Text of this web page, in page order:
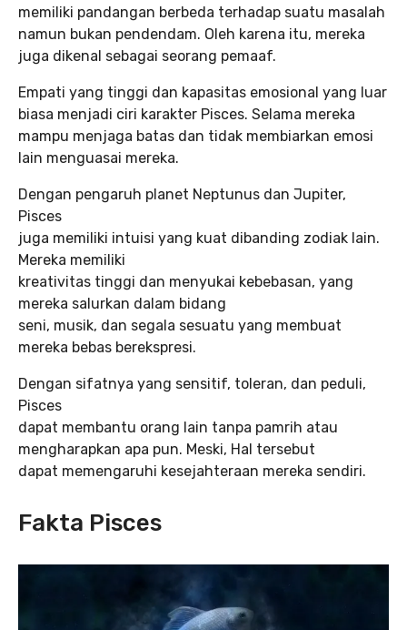
memiliki pandangan berbeda terhadap suatu masalah
namun bukan pendendam. Oleh karena itu, mereka
juga dikenal sebagai seorang pemaaf.
Empati yang tinggi dan kapasitas emosional yang luar
biasa menjadi ciri karakter Pisces. Selama mereka
mampu menjaga batas dan tidak membiarkan emosi
lain menguasai mereka.
Dengan pengaruh planet Neptunus dan Jupiter,
Pisces
juga memiliki intuisi yang kuat dibanding zodiak lain.
Mereka memiliki
kreativitas tinggi dan menyukai kebebasan, yang
mereka salurkan dalam bidang
seni, musik, dan segala sesuatu yang membuat
mereka bebas berekspresi.
Dengan sifatnya yang sensitif, toleran, dan peduli,
Pisces
dapat membantu orang lain tanpa pamrih atau
mengharapkan apa pun. Meski, Hal tersebut
dapat memengaruhi kesejahteraan mereka sendiri.
Fakta Pisces